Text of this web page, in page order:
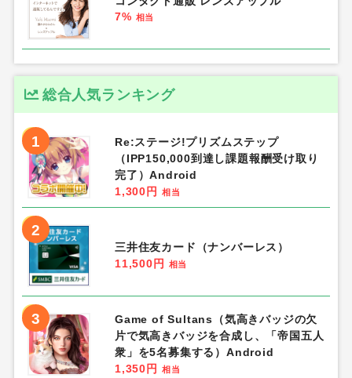
7% 相当
総合人気ランキング
1
Re:ステージ!プリズムステップ
（IPP150,000到達し課題報酬受け取り
完了）Android
1,300円
相当
2
三井住友カード（ナンバーレス）
11,500円
相当
3
Game of Sultans（気高きバッジの欠
片で気高きバッジを合成し、「帝国五人
衆」を5名募集する）Android
1,350円
相当